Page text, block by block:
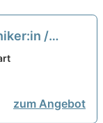
/
zum Angebot